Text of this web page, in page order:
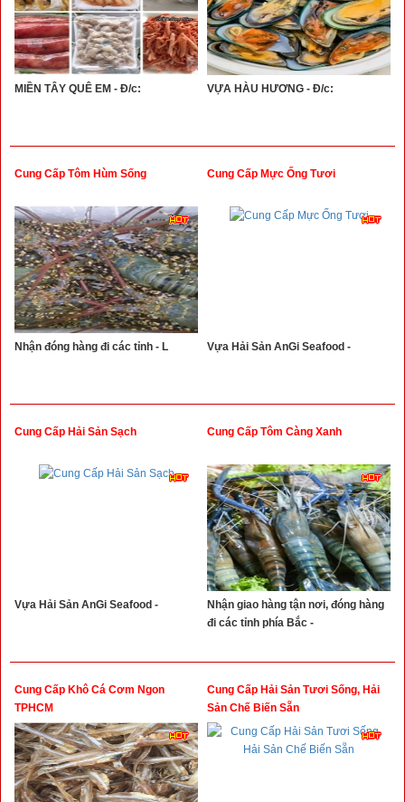
MIỀN TÂY QUÊ EM - Đ/c: VỰA HÀU HƯƠNG - Đ/c:
Cung Cấp Tôm Hùm Sống
Nhận đóng hàng đi các tỉnh - L
Cung Cấp Mực Ống Tươi
Vựa Hải Sản AnGi Seafood -
Cung Cấp Hải Sản Sạch
Vựa Hải Sản AnGi Seafood -
Cung Cấp Tôm Càng Xanh
Nhận giao hàng tận nơi, đóng hàng
đi các tỉnh phía Bắc -
Cung Cấp Khô Cá Cơm Ngon
TPHCM
Cung Cấp Hải Sản Tươi Sống, Hải
Sản Chế Biến Sẵn